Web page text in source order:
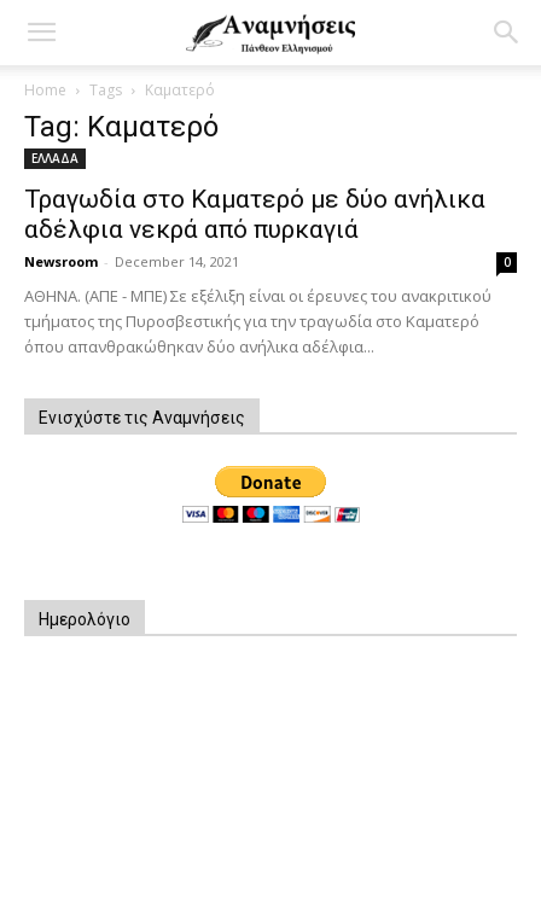
Home Tags Καματερό
Tag: Καματερό
ΕΛΛΑΔΑ
Τραγωδία στο Καματερό με δύο ανήλικα
αδέλφια νεκρά από πυρκαγιά
Newsroom - December 14, 2021 0
ΑΘΗΝΑ. (ΑΠΕ - ΜΠΕ) Σε εξέλιξη είναι οι έρευνες του ανακριτικού
τμήματος της Πυροσβεστικής για την τραγωδία στο Καματερό
όπου απανθρακώθηκαν δύο ανήλικα αδέλφια...
Ενισχύστε τις Αναμνήσεις
Ημερολόγιο